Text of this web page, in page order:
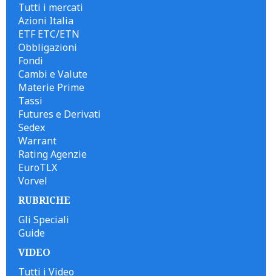
Tutti i mercati
Azioni Italia
ETF ETC/ETN
Obbligazioni
Fondi
Cambi e Valute
Materie Prime
Tassi
Futures e Derivati
Sedex
Warrant
Rating Agenzie
EuroTLX
Vorvel
RUBRICHE
Gli Speciali
Guide
VIDEO
Tutti i Video